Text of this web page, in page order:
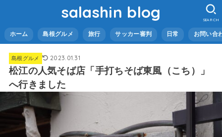
salashin blog
ホーム 島根グルメ 旅行 サッカー審判 日常 お問い合
SEARCH
島根グルメ 2023.01.31
松江の人気そば店「手打ちそば東風（こち）」
へ行きました